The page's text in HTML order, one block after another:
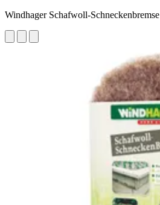
Windhager Schafwoll-Schneckenbremse